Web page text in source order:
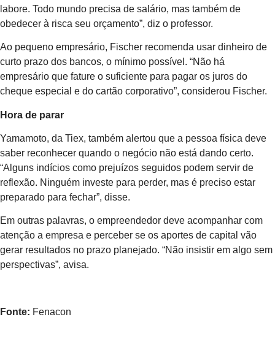
labore. Todo mundo precisa de salário, mas também de
obedecer à risca seu orçamento”, diz o professor.
Ao pequeno empresário, Fischer recomenda usar dinheiro de
curto prazo dos bancos, o mínimo possível. “Não há
empresário que fature o suficiente para pagar os juros do
cheque especial e do cartão corporativo”, considerou Fischer.
Hora de parar
Yamamoto, da Tiex, também alertou que a pessoa física deve
saber reconhecer quando o negócio não está dando certo.
“Alguns indícios como prejuízos seguidos podem servir de
reflexão. Ninguém investe para perder, mas é preciso estar
preparado para fechar”, disse.
Em outras palavras, o empreendedor deve acompanhar com
atenção a empresa e perceber se os aportes de capital vão
gerar resultados no prazo planejado. “Não insistir em algo sem
perspectivas”, avisa.
Fonte: Fenacon